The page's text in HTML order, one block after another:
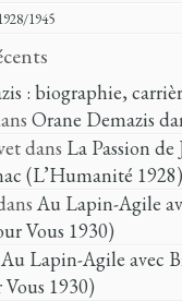
1945
: biographie,
Orane Demazis
dans La Passion de
(L’Humanité 1928)
Au Lapin-Agile
Vous 1930)
Au Lapin-Agile avec
1930)